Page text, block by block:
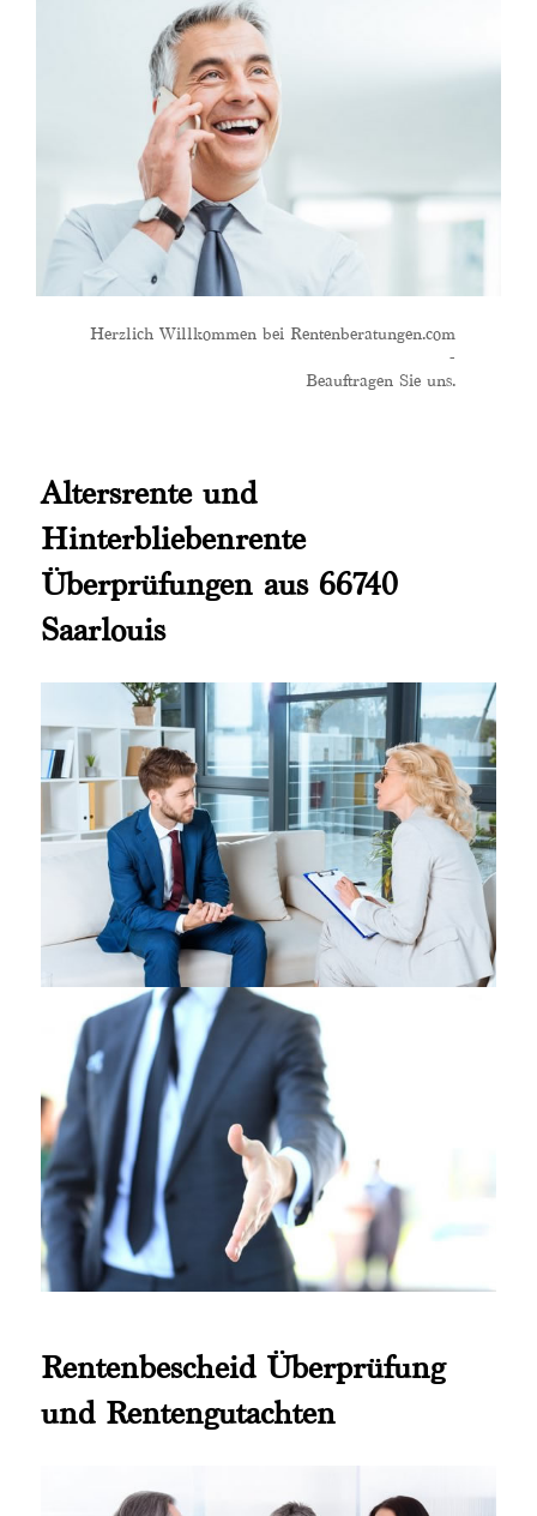
Herzlich Willkommen bei Rentenberatungen.com
-
Beauftragen Sie uns.
Altersrente und
Hinterbliebenrente
Überprüfungen aus 66740
Saarlouis
Rentenbescheid Überprüfung
und Rentengutachten